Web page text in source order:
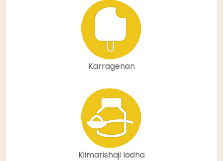
Karragenan
Kiimarishaji ladha